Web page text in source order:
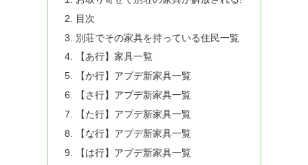
目次
別荘でその家具を持っている住民一覧
【あ行】家具一覧
【か行】アプデ新家具一覧
【さ行】アプデ新家具一覧
【た行】アプデ新家具一覧
【な行】アプデ新家具一覧
【は行】アプデ新家具一覧